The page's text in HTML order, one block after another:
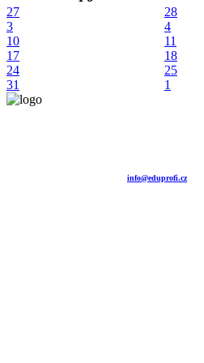
27
28
3
4
10
11
17
18
24
25
31
1
info@eduprofi.cz